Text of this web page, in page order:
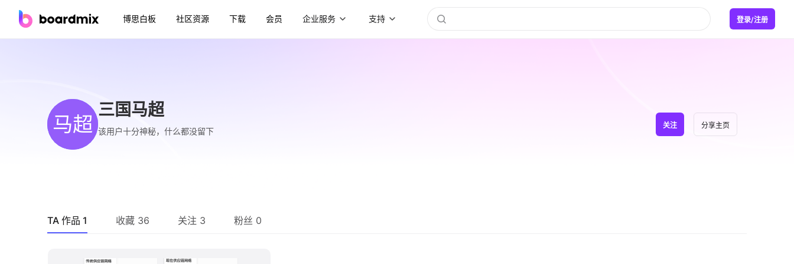
博思白板 社区资源 下载 会员 企业服务 支持 登录/注册
马超
三国马超
该用户十分神秘，什么都没留下
关注 分享主页
TA 作品 1 收藏 36 关注 3 粉丝 0